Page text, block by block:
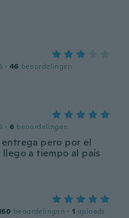
· 46 beoordelingen
· 6 beoordelingen
pero por el
a tiempo al país
beoordelingen · 1 uploads